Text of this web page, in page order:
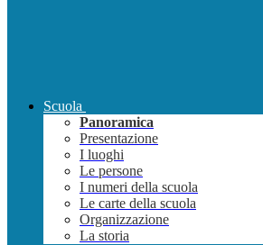
Scuola
Panoramica
Presentazione
I luoghi
Le persone
I numeri della scuola
Le carte della scuola
Organizzazione
La storia